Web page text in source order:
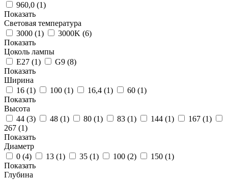
960,0 (1)
Показать
Световая температура
3000 (1) 3000K (6)
Показать
Цоколь лампы
E27 (1) G9 (8)
Показать
Ширина
16 (1) 100 (1) 16,4 (1) 60 (1)
Показать
Высота
44 (3) 48 (1) 80 (1) 83 (1) 144 (1) 167 (1)
267 (1)
Показать
Диаметр
0 (4) 13 (1) 35 (1) 100 (2) 150 (1)
Показать
Глубина